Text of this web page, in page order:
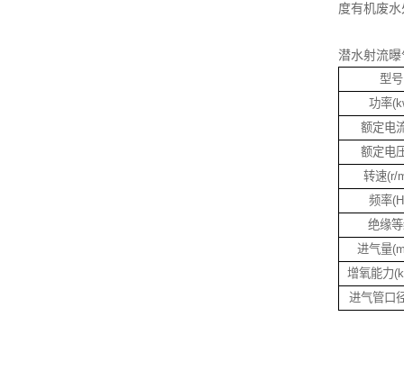
度有机废
潜水射流
型号
功率
额定电
额定电
转速(r/
频率
绝缘
进气量
增氧能力
进气管口